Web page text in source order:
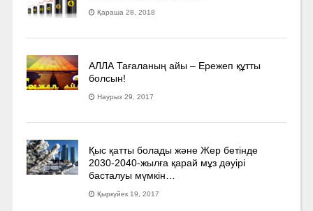
Қараша 28, 2018
АЛЛА Тағаланың айы – Ережеп құтты
болсын!
Наурыз 29, 2017
Қыс қатты болады және Жер бетінде
2030-2040­-жылға қарай мұз дәуірі
басталуы мүмкін…
Қыркүйек 19, 2017